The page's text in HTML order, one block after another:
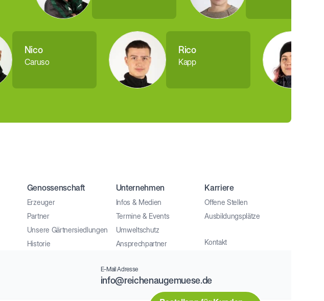
Nico
Caruso
Rico
Kapp
Genossenschaft
Erzeuger
Partner
Unsere Gärtnersiedlungen
Historie
Unternehmen
Infos & Medien
Termine & Events
Umweltschutz
Ansprechpartner
Karriere
Offene Stellen
Ausbildungsplätze
Kontakt
E-Mail Adresse
info@reichenaugemuese.de